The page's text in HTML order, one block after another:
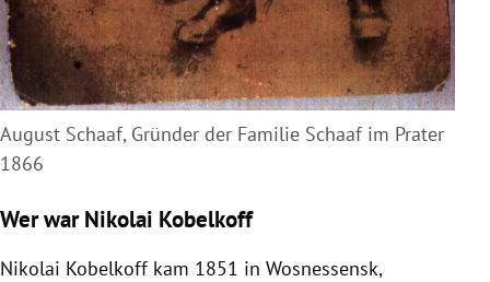
August Schaaf, Gründer der Familie Schaaf im Prater
1866
Wer war Nikolai Kobelkoff
Nikolai Kobelkoff kam 1851 in Wosnessensk,